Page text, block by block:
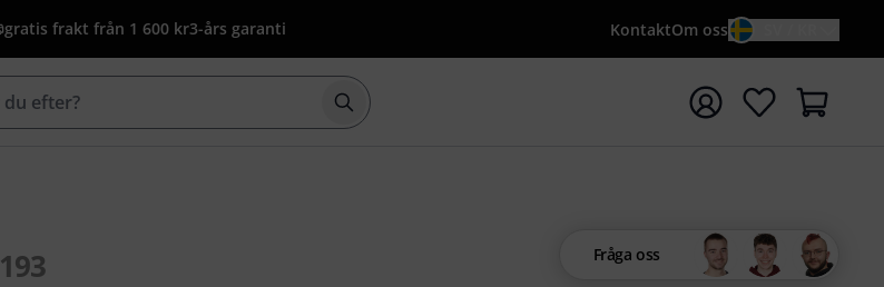
gratis frakt från 1 600 kr3-års garanti KontaktOm oss
Börja sökningen med söktermen {searchTerm}
193 Fråga oss